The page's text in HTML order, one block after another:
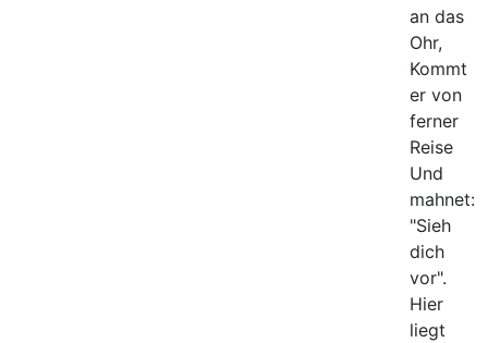
an das
Ohr,
Kommt
er von
ferner
Reise
Und
mahnet:
"Sieh
dich
vor".
Hier
liegt